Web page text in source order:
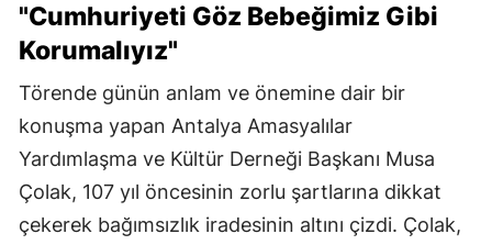
"Cumhuriyeti Göz Bebeğimiz Gibi
Korumalıyız"
Törende günün anlam ve önemine dair bir
konuşma yapan Antalya Amasyalılar
Yardımlaşma ve Kültür Derneği Başkanı Musa
Çolak, 107 yıl öncesinin zorlu şartlarına dikkat
çekerek bağımsızlık iradesinin altını çizdi. Çolak,